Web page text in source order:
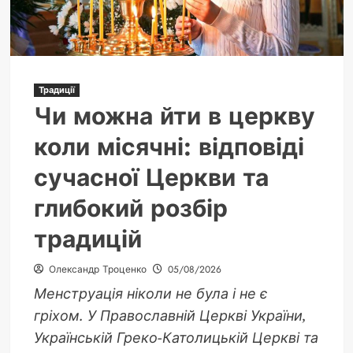
Традиції
Чи можна йти в церкву
коли місячні: відповіді
сучасної Церкви та
глибокий розбір
традицій
Олександр Троценко 05/08/2026
Менструація ніколи не була і не є
гріхом. У Православній Церкві України,
Українській Греко-Католицькій Церкві та